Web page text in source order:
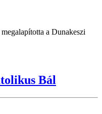
a Dunakeszi
Bál